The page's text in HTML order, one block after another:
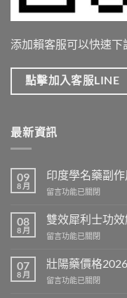
添加賴客服可以快速下
點擊加入客服LINE
最新資訊
09
8 月
印度學名藥副
在
度
學
名
副
作
用
留言功能已關閉
08
8 月
雙效犀利士功
在
效
犀
利
留言功能已關閉
07
8 月
壯陽藥價格
在
留言功能已關閉